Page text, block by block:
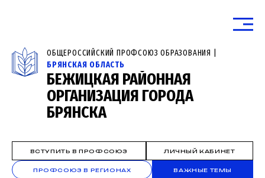
ОБЩЕРОССИЙСКИЙ ПРОФСОЮЗ ОБРАЗОВАНИЯ |
БРЯНСКАЯ ОБЛАСТЬ
БЕЖИЦКАЯ РАЙОННАЯ
ОРГАНИЗАЦИЯ ГОРОДА
БРЯНСКА
ВСТУПИТЬ В ПРОФСОЮЗ ЛИЧНЫЙ КАБИНЕТ
ПРОФСОЮЗ В РЕГИОНАХ ВАЖНЫЕ ТЕМЫ